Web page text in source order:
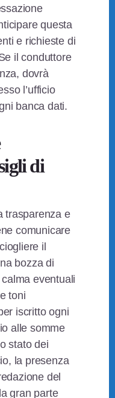
questa
e richieste di
il conduttore
dovrà
l’ufficio
banca dati.
di
trasparenza e
comunicare
il
bozza di
eventuali
toni
iscritto ogni
alle somme
stato dei
la presenza
del
gran parte